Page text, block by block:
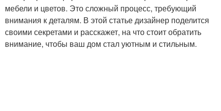
мебели и цветов. Это сложный процесс, требующий
внимания к деталям. В этой статье дизайнер поделится
своими секретами и расскажет, на что стоит обратить
внимание, чтобы ваш дом стал уютным и стильным.